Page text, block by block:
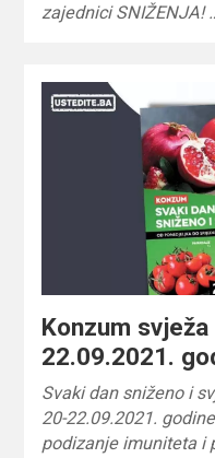
zajednici SNIŽENJA!
Konzum
22.09.2021.
Svaki dan sniženo i
20-22.09.2021.
podizanje imuniteta i